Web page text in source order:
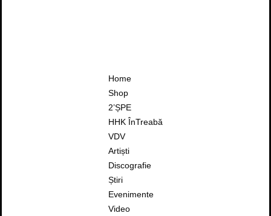
Home
Shop
2’ȘPE
HHK ÎnTreabă
VDV
Artiști
Discografie
Știri
Evenimente
Video